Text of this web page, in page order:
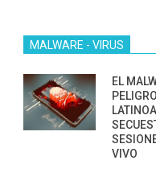
MALWARE - VIRUS
EL
VIVO